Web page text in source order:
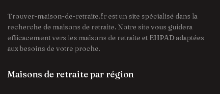
Trouver-maison-de-retraite.fr est un site spécialisé dans la
recherche de maisons de retraite. Notre site vous guidera
efficacement vers les maisons de retraite et EHPAD adaptées
aux besoins de votre proche.
Maisons de retraite par région